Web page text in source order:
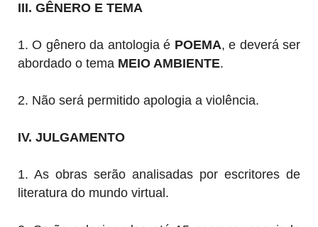
III. GÊNERO E TEMA
1.O gênero da antologia é POEMA, e deverá ser
abordado o tema MEIO AMBIENTE.
2. Não será permitido apologia a violência.
IV. JULGAMENTO
1. As obras serão analisadas por escritores de
literatura do mundo virtual.